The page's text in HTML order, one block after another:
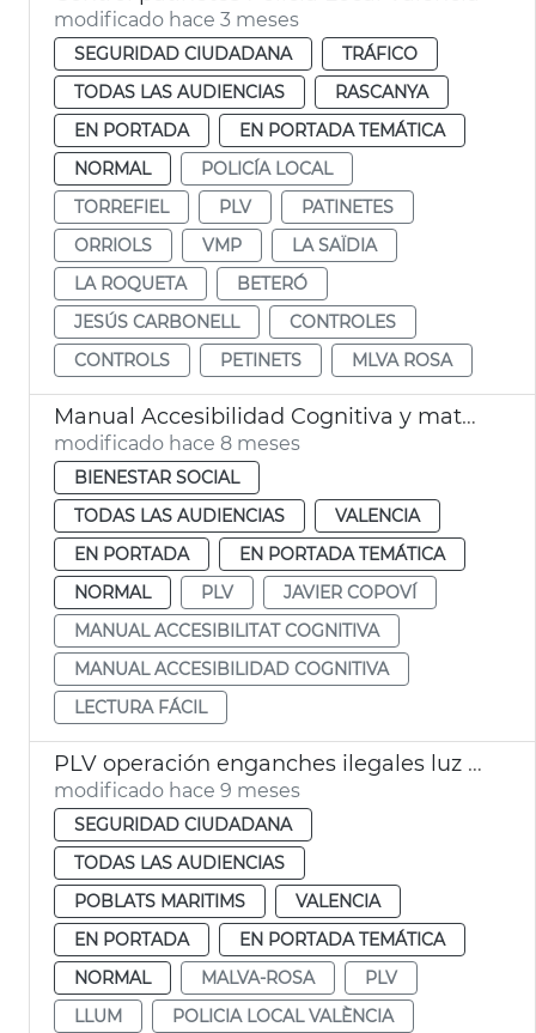
modificado hace 3 meses
SEGURIDAD CIUDADANA
TRÁFICO
TODAS LAS AUDIENCIAS
RASCANYA
EN PORTADA
EN PORTADA TEMÁTICA
NORMAL
POLICÍA LOCAL
TORREFIEL
PLV
PATINETES
ORRIOLS
VMP
LA SAÏDIA
LA ROQUETA
BETERÓ
JESÚS CARBONELL
CONTROLES
CONTROLS
PETINETS MLVA ROSA
Manual Accesibilidad Cognitiva y materiales lectura fácil y apoyo comunicación PLV
modificado hace 8 meses
BIENESTAR SOCIAL
TODAS LAS AUDIENCIAS
VALENCIA
EN PORTADA
EN PORTADA TEMÁTICA
NORMAL
PLV
JAVIER COPOVÍ
MANUAL ACCESIBILITAT COGNITIVA
MANUAL ACCESIBILIDAD COGNITIVA
LECTURA FÁCIL
PLV operación enganches ilegales luz Malva-rosa
modificado hace 9 meses
SEGURIDAD CIUDADANA
TODAS LAS AUDIENCIAS
POBLATS MARITIMS
VALENCIA
EN PORTADA
EN PORTADA TEMÁTICA
NORMAL
MALVA-ROSA
PLV
LLUM
POLICIA LOCAL VALÈNCIA